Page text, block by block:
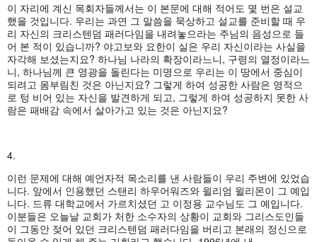
이 자리에 계신 목회자들께서는 이 본문에 대해 적어도 몇 번은 설교
했을 것입니다. 우리는 과연 그 말씀을 묵상하고 설교를 준비할 때 우
리 자신의 크리스텐덤 패러다임을 내려놓으라는 주님의 음성으로 들
어 본 적이 있습니까? 야고보와 요한이 실은 우리 자신이라는 사실을
자각해 보셨는지요? 하나님 나라의 확장이라느니, 구령의 열정이라느
니, 하나님께 큰 영광을 돌린다는 미명으로 우리는 이 땅에서 중심이
되려고 몸부림친 것은 아닌지요? 그렇게 하여 성공한 사람은 영적으
로 텅 비어 있는 자신을 발견하게 되고, 그렇게 하여 성공하지 못한 사
람은 패배감 속에서 살아가고 있는 것은 아닌지요?
4.
이런 문제에 대해 예언자적 목소리를 낸 사람들이 우리 주변에 있었습
니다. 앞에서 인용했던 스탠리 하우어워즈와 윌리엄 윌리몬이 그 예입
니다. 드류 대학교에서 가르치셨던 고 이정용 교수님도 그 예입니다.
이분들은 오늘날 교회가 처한 소수자의 상황이 교회와 그리스도인들
이 그동안 젖어 있던 크리스텐덤 패러다임을 버리고 본래의 정신으로